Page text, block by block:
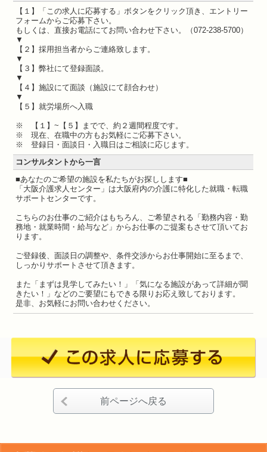
【１】「この求人に応募する」ボタンをクリック頂き、エントリー
フォームからご応募下さい。
もしくは、直接お電話にてお問い合わせ下さい。（072-238-5700）
▼
【２】採用担当者からご連絡致します。
▼
【３】弊社にて登録面談。
▼
【４】施設にて面談（施設にて顔合わせ）
▼
【５】就労場所へ入職
※ 【１】~【５】までで、約２週間程度です。
※ 現在、在職中の方もお気軽にご応募下さい。
※ 登録日・面談日・入職日はご相談に応じます。
コンサルタントから一言
■あなたのご希望の施設を私たちがお探しします■
「大阪介護求人センター」は大阪府内の介護に特化した就職・転職
サポートセンターです。
こちらのお仕事のご紹介はもちろん、ご希望される「勤務内容・勤
務地・就業時間・給与など」からお仕事のご提案もさせて頂いてお
ります。
ご登録後、面談日の調整や、条件交渉からお仕事開始に至るまで、
しっかりサポートさせて頂きます。
また「まずは見学してみたい！」「気になる施設があって詳細が聞
きたい！」などのご要望にもできる限りお応え致しております。
是非、お気軽にお問い合わせください。
前ページへ戻る